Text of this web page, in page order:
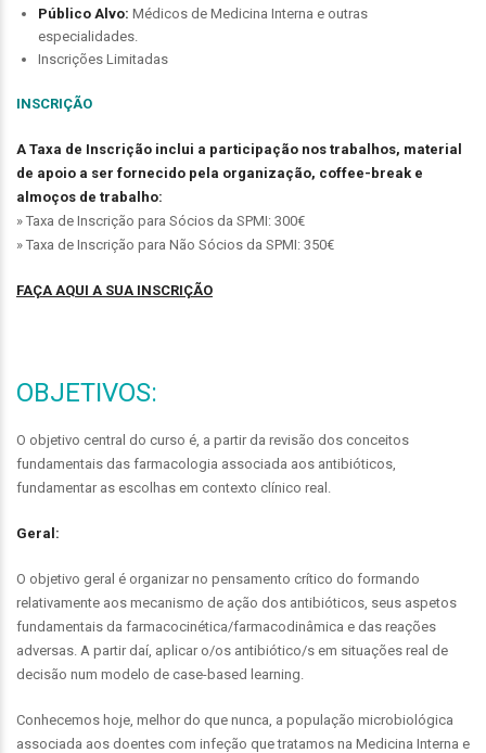
Público Alvo: Médicos de Medicina Interna e outras
especialidades.
Inscrições Limitadas
INSCRIÇÃO
A Taxa de Inscrição inclui a participação nos trabalhos, material
de apoio a ser fornecido pela organização, coffee-break e
almoços de trabalho:
» Taxa de Inscrição para Sócios da SPMI: 300€
» Taxa de Inscrição para Não Sócios da SPMI: 350€
FAÇA AQUI A SUA INSCRIÇÃO
OBJETIVOS:
O objetivo central do curso é, a partir da revisão dos conceitos
fundamentais das farmacologia associada aos antibióticos,
fundamentar as escolhas em contexto clínico real.
Geral:
O objetivo geral é organizar no pensamento crítico do formando
relativamente aos mecanismo de ação dos antibióticos, seus aspetos
fundamentais da farmacocinética/farmacodinâmica e das reações
adversas. A partir daí, aplicar o/os antibiótico/s em situações real de
decisão num modelo de case-based learning.
Conhecemos hoje, melhor do que nunca, a população microbiológica
associada aos doentes com infeção que tratamos na Medicina Interna e